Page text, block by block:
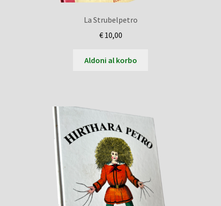
La Strubelpetro
€10,00
Aldoni al korbo